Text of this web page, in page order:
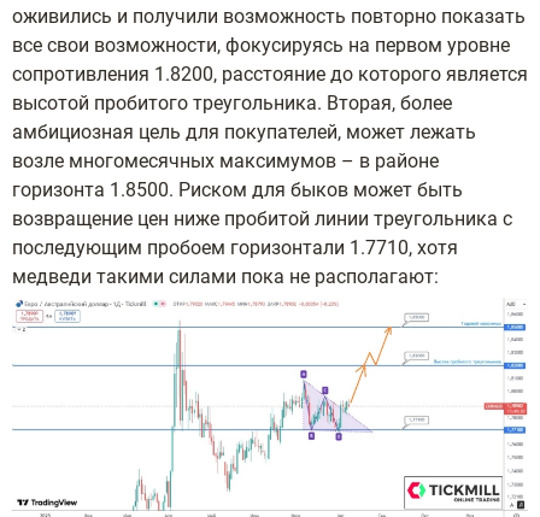
оживились и получили возможность повторно показать
все свои возможности, фокусируясь на первом уровне
сопротивления 1.8200, расстояние до которого является
высотой пробитого треугольника. Вторая, более
амбициозная цель для покупателей, может лежать
возле многомесячных максимумов – в районе
горизонта 1.8500. Риском для быков может быть
возвращение цен ниже пробитой линии треугольника с
последующим пробоем горизонтали 1.7710, хотя
медведи такими силами пока не располагают: